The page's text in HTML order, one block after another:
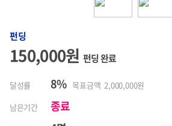
펀딩
150,000원 펀딩 완료
달성률 8% 목표금액 2,000,000원
남은기간
종료